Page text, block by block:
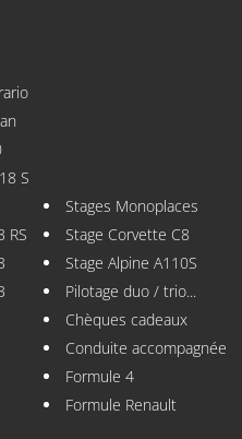
S
RS
Stages Monoplaces
Stage Corvette C8
Stage Alpine A110S
Pilotage duo / trio...
Chèques cadeaux
Conduite accompagnée
Formule 4
Formule Renault